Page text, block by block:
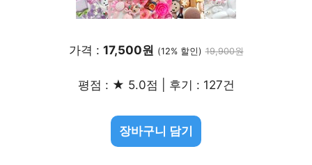
가격 : 17,500원 (12% 할인) 19,900원
평점 : ★ 5.0점 | 후기 : 127건
장바구니 담기